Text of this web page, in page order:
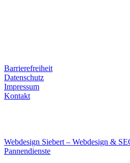
Barrierefreiheit
Datenschutz
Impressum
Kontakt
Webdesign Siebert – Webdesign &
Pannendienste